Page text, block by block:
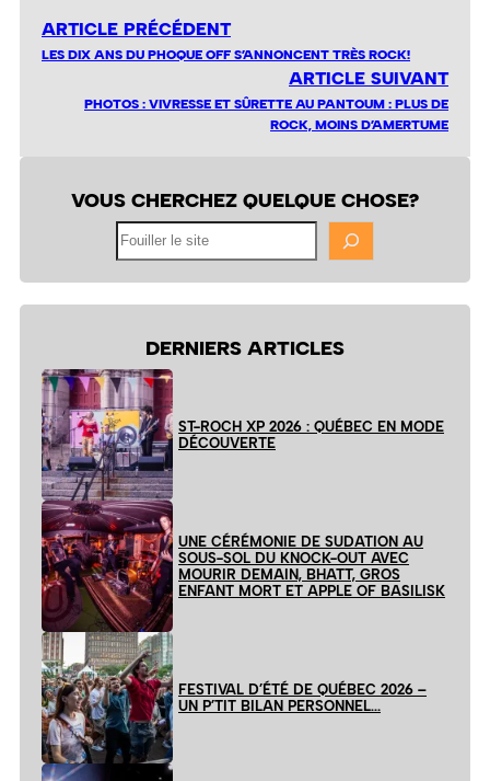
ARTICLE PRÉCÉDENT
LES DIX ANS DU PHOQUE OFF S’ANNONCENT TRÈS ROCK!
ARTICLE SUIVANT
PHOTOS : VIVRESSE ET SÛRETTE AU PANTOUM : PLUS DE
ROCK, MOINS D’AMERTUME
VOUS CHERCHEZ QUELQUE CHOSE?
DERNIERS ARTICLES
ST-ROCH XP 2026 : QUÉBEC EN MODE
DÉCOUVERTE
UNE CÉRÉMONIE DE SUDATION AU
SOUS-SOL DU KNOCK-OUT AVEC
MOURIR DEMAIN, BHATT, GROS
ENFANT MORT ET APPLE OF BASILISK
FESTIVAL D’ÉTÉ DE QUÉBEC 2026 –
UN P’TIT BILAN PERSONNEL…